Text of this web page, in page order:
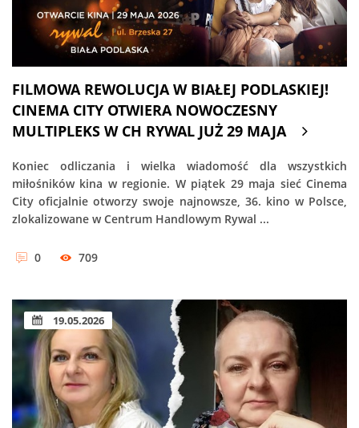
FILMOWA REWOLUCJA W BIAŁEJ PODLASKIEJ!
CINEMA CITY OTWIERA NOWOCZESNY
MULTIPLEKS W CH RYWAL JUŻ 29 MAJA
Koniec odliczania i wielka wiadomość dla wszystkich
miłośników kina w regionie. W piątek 29 maja sieć Cinema
City oficjalnie otworzy swoje najnowsze, 36. kino w Polsce,
zlokalizowane w Centrum Handlowym Rywal ...
0 709
19.05.2026